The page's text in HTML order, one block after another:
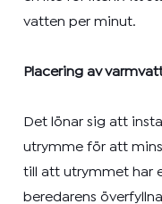
vatten per minut.
Placering av
Det lönar sig att
utrymme för att
till att utrymmet har
beredarens